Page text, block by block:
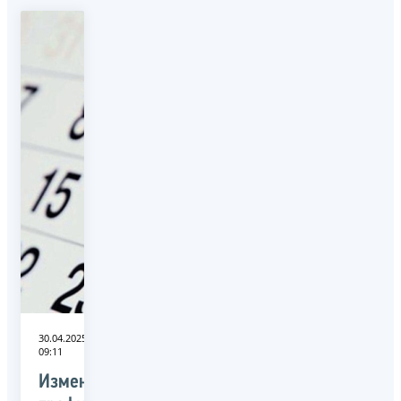
30.04.2025
09:11
Изменен